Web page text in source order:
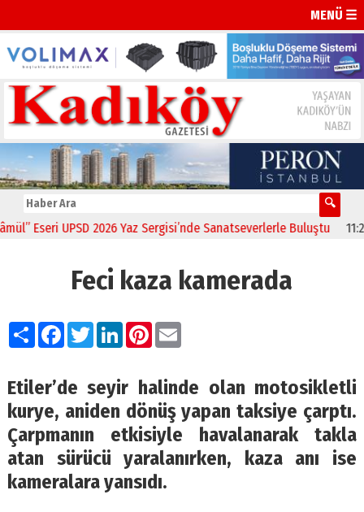
MENÜ ☰
Eseri UPSD 2026 Yaz Sergisi’nde Sanatseverlerle Buluştu 11:21
Feci kaza kamerada
PaylaşFacebook
TwitterLinkedIn
Pinterest
Email
Etiler’de seyir halinde olan motosikletli
kurye, aniden dönüş yapan taksiye çarptı.
Çarpmanın etkisiyle havalanarak takla
atan sürücü yaralanırken, kaza anı ise
kameralara yansıdı.